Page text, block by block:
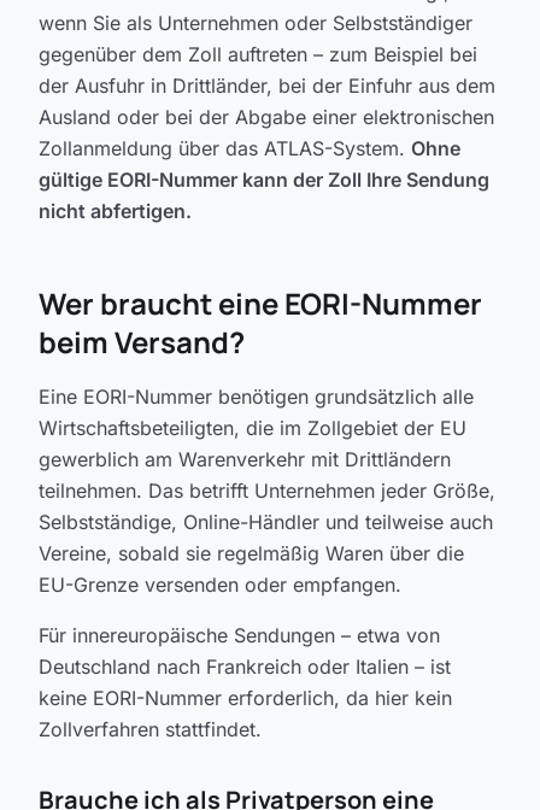
wenn Sie als Unternehmen oder Selbstständiger
gegenüber dem Zoll auftreten – zum Beispiel bei
der Ausfuhr in Drittländer, bei der Einfuhr aus dem
Ausland oder bei der Abgabe einer elektronischen
Zollanmeldung über das ATLAS-System. Ohne
gültige EORI-Nummer kann der Zoll Ihre Sendung
nicht abfertigen.
Wer braucht eine EORI-Nummer
beim Versand?
Eine EORI-Nummer benötigen grundsätzlich alle
Wirtschaftsbeteiligten, die im Zollgebiet der EU
gewerblich am Warenverkehr mit Drittländern
teilnehmen. Das betrifft Unternehmen jeder Größe,
Selbstständige, Online-Händler und teilweise auch
Vereine, sobald sie regelmäßig Waren über die
EU-Grenze versenden oder empfangen.
Für innereuropäische Sendungen – etwa von
Deutschland nach Frankreich oder Italien – ist
keine EORI-Nummer erforderlich, da hier kein
Zollverfahren stattfindet.
Brauche ich als Privatperson eine